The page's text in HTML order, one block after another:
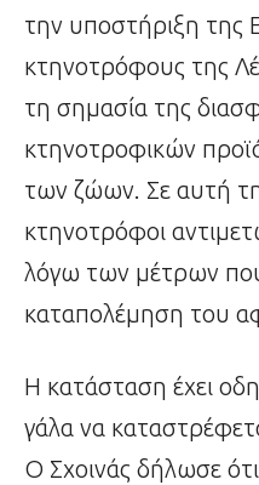
την υποστήριξη της
κτηνοτρόφους της
τη σημασία της
κτηνοτροφικών
των ζώων. Σε αυτή
κτηνοτρόφοι
λόγω των μέτρων
καταπολέμηση του
Η κατάσταση έχει
γάλα να
Ο Σχοινάς δήλωσε ότι